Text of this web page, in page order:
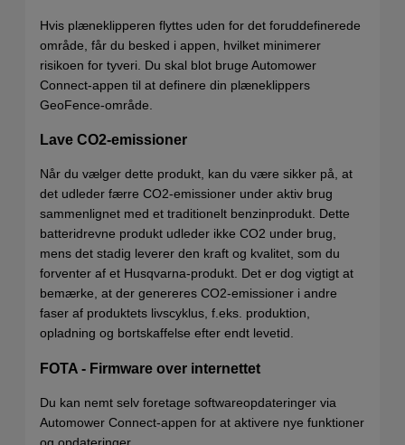
Hvis plæneklipperen flyttes uden for det foruddefinerede
område, får du besked i appen, hvilket minimerer
risikoen for tyveri. Du skal blot bruge Automower
Connect-appen til at definere din plæneklippers
GeoFence-område.
Lave CO2-emissioner
Når du vælger dette produkt, kan du være sikker på, at
det udleder færre CO2-emissioner under aktiv brug
sammenlignet med et traditionelt benzinprodukt. Dette
batteridrevne produkt udleder ikke CO2 under brug,
mens det stadig leverer den kraft og kvalitet, som du
forventer af et Husqvarna-produkt. Det er dog vigtigt at
bemærke, at der genereres CO2-emissioner i andre
faser af produktets livscyklus, f.eks. produktion,
opladning og bortskaffelse efter endt levetid.
FOTA - Firmware over internettet
Du kan nemt selv foretage softwareopdateringer via
Automower Connect-appen for at aktivere nye funktioner